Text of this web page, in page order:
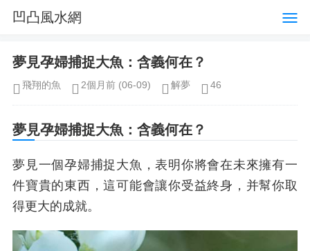
凹凸風水網
夢見孕婦捕捉大魚：含義何在？
飛翔的魚 2個月前 (06-09) 解夢 46
夢見孕婦捕捉大魚：含義何在？
夢見一個孕婦捕捉大魚，表明你將會在未來擁有一
件寶貴的東西，這可能會讓你受益終身，并幫你取
得更大的成就。